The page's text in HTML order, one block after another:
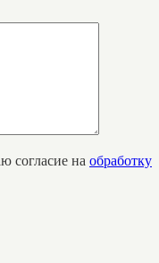
согласие на обработку